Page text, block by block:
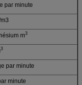
par minute
m3
3
par minute
minute